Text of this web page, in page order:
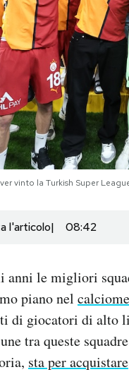
vinto la Turkish Super
l'articolo 08:42
le migliori
piano nel
di giocatori di alto
tra queste
sta per acquistare